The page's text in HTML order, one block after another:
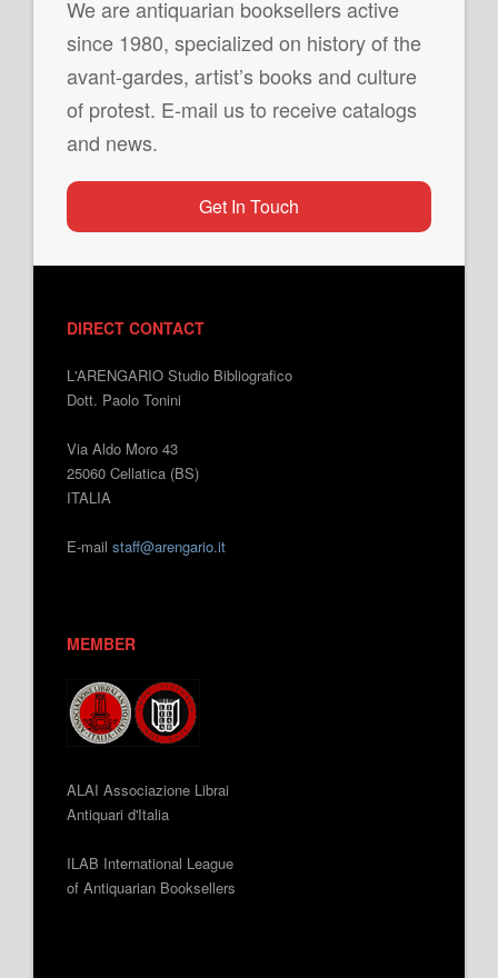
We are antiquarian booksellers active
since 1980, specialized on history of the
avant-gardes, artist’s books and culture
of protest. E-mail us to receive catalogs
and news.
Get In Touch
DIRECT CONTACT
L'ARENGARIO Studio Bibliografico
Dott. Paolo Tonini
Via Aldo Moro 43
25060 Cellatica (BS)
ITALIA
E-mail staff@arengario.it
MEMBER
ALAI Associazione Librai
Antiquari d'Italia
ILAB International League
of Antiquarian Booksellers